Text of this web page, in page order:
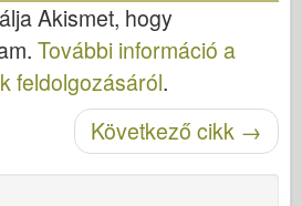
Akismet, hogy
További információ a
feldolgozásáról.
Következő cikk →